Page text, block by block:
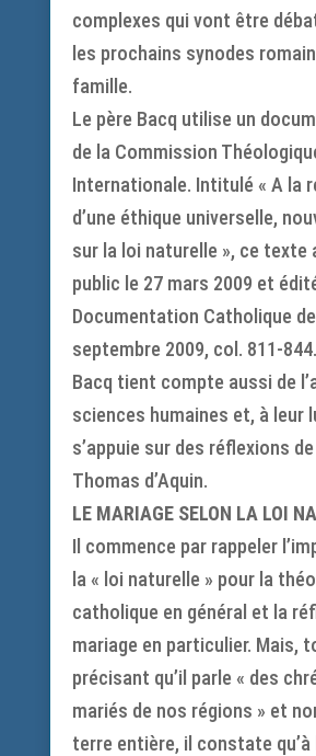
complexes qui vont être
les prochains synodes
famille.
Le père Bacq utilise un
de la Commission
Internationale. Intitulé « A la
d’une éthique universelle,
sur la loi naturelle », ce texte
public le 27 mars 2009 et
Documentation Catholique
septembre 2009, col. 811-
Bacq tient compte aussi de
sciences humaines et, à leur
s’appuie sur des réflexions
Thomas d’Aquin.
LE MARIAGE SELON LA LOI
Il commence par rappeler
la « loi naturelle » pour la
catholique en général et la
mariage en particulier. Mais,
précisant qu’il parle « des
mariés de nos régions » et
terre entière, il constate qu’à